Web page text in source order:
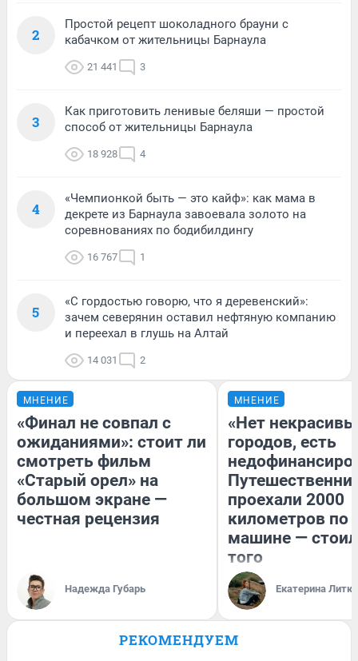
2
Простой рецепт шоколадного брауни с
кабачком от жительницы Барнаула
21 441 3
3
Как приготовить ленивые беляши — простой
способ от жительницы Барнаула
18 928 4
4
«Чемпионкой быть — это кайф»: как мама в
декрете из Барнаула завоевала золото на
соревнованиях по бодибилдингу
16 767 1
5
«С гордостью говорю, что я деревенский»:
зачем северянин оставил нефтяную компанию
и переехал в глушь на Алтай
14 031 2
МНЕНИЕ
«Финал не совпал с
ожиданиями»: стоит ли
смотреть фильм
«Старый орел» на
большом экране —
честная рецензия
Надежда Губарь
МНЕНИЕ
«Нет
городов, есть
проехали 2000
километров по
машине —
того
Екатерина
РЕКОМЕНДУЕМ